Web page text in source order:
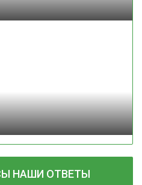
НАШИ ОТВЕТЫ